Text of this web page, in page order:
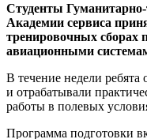
Студенты Гуманитарно-
Академии сервиса
тренировочных сборах
авиационными
В течение недели ребята
и отрабатывали
работы в полевых
Программа подготовки